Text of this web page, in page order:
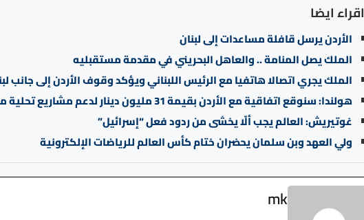
اقراء ايضا
الأردن يرسل قافلة مساعدات إلى لبنان
الملك يصل المنامة .. والعاهل البحريني في مقدمة مستقبليه
الملك يجري اتصالا هاتفيا مع الرئيس اللبناني ويؤكد وقوف الأردن إلى جانب
هولندا: سنوقع اتفاقية مع الأردن بقيمة 31 مليون دينار لدعم مشاريع تحلية مياه
غوتيريش: العالم يجب ألّا يخشى من ردود فعل “إسرائيل”
ولي العهد وبن سلمان يحضران ختام كأس العالم للرياضات الإلكترونية
mk